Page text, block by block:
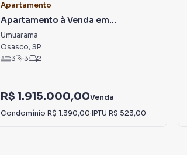
Apartamento
Apartamento à Venda em
Umuarama
Umuarama
Osasco, SP
3
3 2
R$ 1.915.000,00Venda
Condomínio R$ 1.390,00·IPTU R$ 523,00